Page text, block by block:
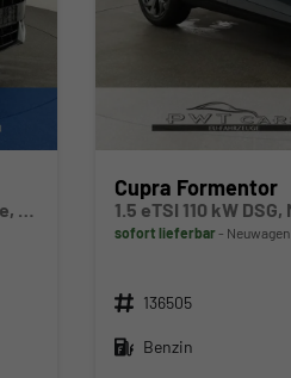
Cupra Formentor
sofort lieferbar Neuwagen
Fahrzeugnr. 136505
Kraftstoff Benzin